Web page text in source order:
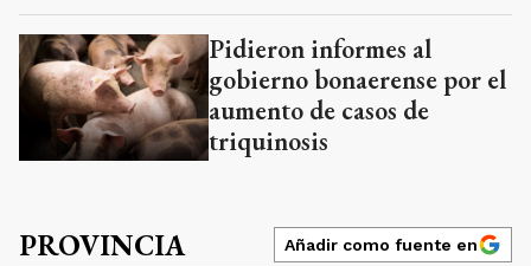
Pidieron informes al
gobierno bonaerense por el
aumento de casos de
triquinosis
PROVINCIA Añadir como fuente en